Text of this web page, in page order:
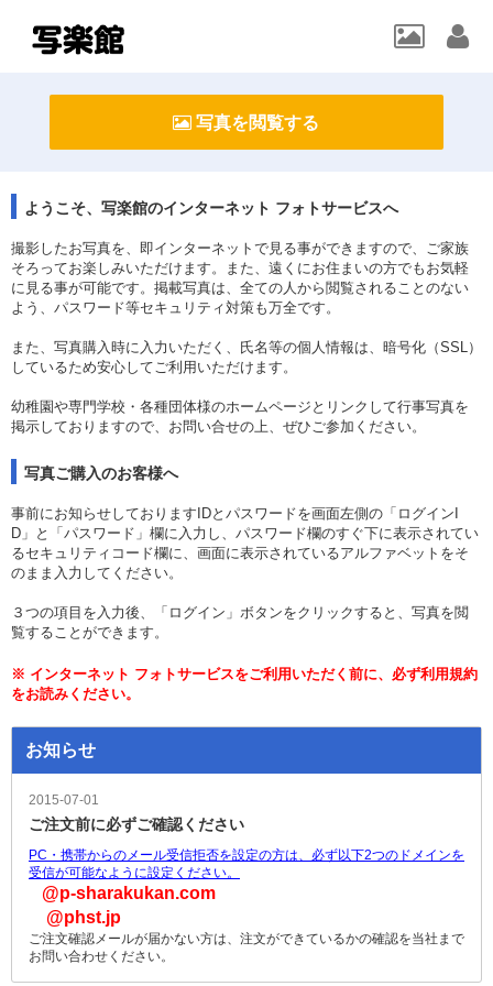
写真を閲覧する
ようこそ、写楽館のインターネット フォトサービスへ
撮影したお写真を、即インターネットで見る事ができますので、ご家族
そろってお楽しみいただけます。また、遠くにお住まいの方でもお気軽
に見る事が可能です。掲載写真は、全ての人から閲覧されることのない
よう、パスワード等セキュリティ対策も万全です。
また、写真購入時に入力いただく、氏名等の個人情報は、暗号化（SSL）
しているため安心してご利用いただけます。
幼稚園や専門学校・各種団体様のホームページとリンクして行事写真を
掲示しておりますので、お問い合せの上、ぜひご参加ください。
写真ご購入のお客様へ
事前にお知らせしておりますIDとパスワードを画面左側の「ログインI
D」と「パスワード」欄に入力し、パスワード欄のすぐ下に表示されてい
るセキュリティコード欄に、画面に表示されているアルファベットをそ
のまま入力してください。
３つの項目を入力後、「ログイン」ボタンをクリックすると、写真を閲
覧することができます。
※ インターネット フォトサービスをご利用いただく前に、必ず利用規約
をお読みください。
お知らせ
2015-07-01
ご注文前に必ずご確認ください
PC・携帯からのメール受信拒否を設定の方は、必ず以下2つのドメインを
受信が可能なように設定ください。
@p-sharakukan.com
@phst.jp
ご注文確認メールが届かない方は、注文ができているかの確認を当社まで
お問い合わせください。